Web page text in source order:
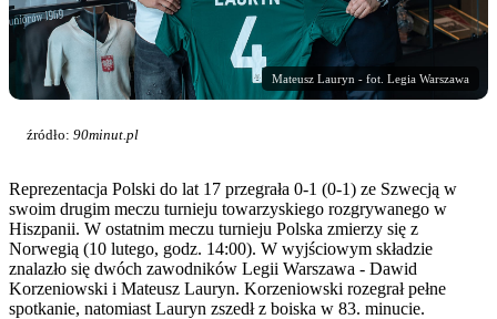
Mateusz Lauryn - fot. Legia Warszawa
źródło: 90minut.pl
Reprezentacja Polski do lat 17 przegrała 0-1 (0-1) ze Szwecją w
swoim drugim meczu turnieju towarzyskiego rozgrywanego w
Hiszpanii. W ostatnim meczu turnieju Polska zmierzy się z
Norwegią (10 lutego, godz. 14:00). W wyjściowym składzie
znalazło się dwóch zawodników Legii Warszawa - Dawid
Korzeniowski i Mateusz Lauryn. Korzeniowski rozegrał pełne
spotkanie, natomiast Lauryn zszedł z boiska w 83. minucie.